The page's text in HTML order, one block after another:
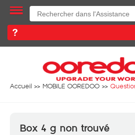
Accueil MOBILE OOREDOO
Box 4 g non trouvé